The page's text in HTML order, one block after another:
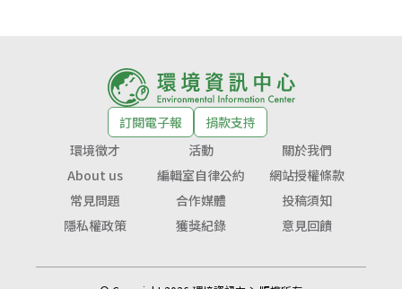
訂閱電子報
捐款支持
環境徵才
活動
關於我們
About us
編輯室自律公約
網站授權條款
常見問題
合作媒體
投稿須知
隱私權政策
獲獎紀錄 意見回饋